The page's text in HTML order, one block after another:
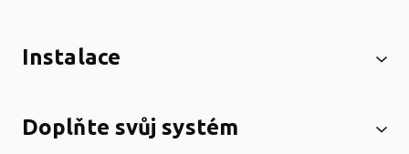
Instalace
Doplňte svůj systém